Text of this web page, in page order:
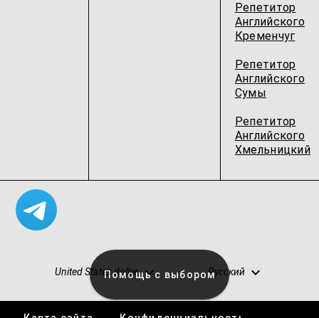
Репетитор
Английского
Кременчуг
Репетитор
Английского
Сумы
Репетитор
Английского
Хмельницкий
United States dollar Русский
Помощь с выбором